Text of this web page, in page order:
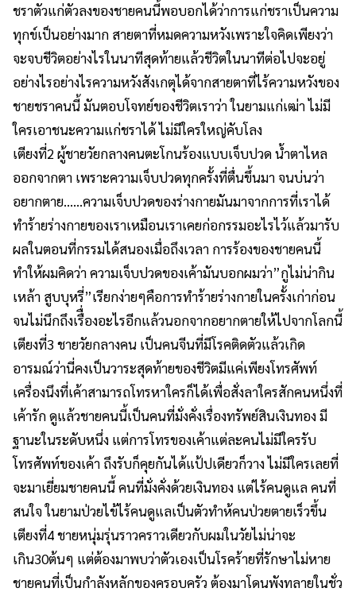
ชราตัวแก่ตัวลงของชายคนนี้พอบอกได้ว่าการแก่ชราเป็นความ
ทุกข์เป็นอย่างมาก สายตาที่หมดความหวังเพราะใจคิดเพียงว่า
จะจบชีวิตอย่างไรในนาทีสุดท้ายแล้วชีวิตในนาทีต่อไปจะอยู่
อย่างไรอย่างไรความหวังสังเกตุได้จากสายตาที่ไร้ความหวังของ
ชายชราคนนี้ มันตอบโจทย์ของชีวิตเราว่า ในยามแก่เฒ่า ไม่มี
ใครเอาชนะความแก่ชราได้ ไม่มีใครใหญ่คับโลง
เตียงที่2 ผู้ชายวัยกลางคนตะโกนร้องแบบเจ็บปวด น้ำตาไหล
ออกจากตา เพราะความเจ็บปวดทุกครั้งที่ตื่นขึ้นมา จนบ่นว่า
อยากตาย……ความเจ็บปวดของร่างกายมันมาจากการที่เราได้
ทำร้ายร่างกายของเราเหมือนเราเคยก่อกรรมอะไรไว้แล้วมารับ
ผลในตอนที่กรรมได้สนองเมื่อถึงเวลา การร้องของชายคนนี้
ทำให้ผมคิดว่า ความเจ็บปวดของเค้ามันบอกผมว่า”กูไม่น่ากิน
เหล้า สูบบุหรี่”เรียกง่ายๆคือการทำร้ายร่างกายในครั้งเก่าก่อน
จนไม่นึกถึงเรืื่องอะไรอีกแล้วนอกจากอยากตายให้ไปจากโลกนี้
เตียงที่3 ชายวัยกลางคน เป็นคนจีนที่มีโรคติดตัวแล้วเกิด
อารมณ์ว่านี่คงเป็นวาระสุดท้ายของชีวิตมีแค่เพียงโทรศัพท์
เครื่องนึงที่เค้าสามารถโทรหาใครก็ได้เพื่อสั่งลาใครสักคนหนึ่งที่
เค้ารัก ดูแล้วชายคนนี้เป็นคนที่มั่งคั่งเรื่องทรัพย์สินเงินทอง มี
ฐานะในระดับหนึ่ง แต่การโทรของเค้าแต่ละคนไม่มีใครรับ
โทรศัพท์ของเค้า ถึงรับก็คุยกันได้แป้ปเดียวก็วาง ไม่มีใครเลยที่
จะมาเยี่ยมชายคนนี้ คนที่มั่งคั่งด้วยเงินทอง แต่ไร้คนดูแล คนที่
สนใจ ในยามป่วยไข้ไร้คนดูแลเป็นตัวทำห้คนป่วยตายเร็วขึ้น
เตียงที่4 ชายหนุ่มรุ่นราวคราวเดียวกับผมในวัยไม่น่าจะ
เกิน30ต้นๆ แต่ต้องมาพบว่าตัวเองเป็นโรคร้ายที่รักษาไม่หาย
ชายคนที่เป็นกำลังหลักของครอบครัว ต้องมาโดนพังทลายในชั่ว